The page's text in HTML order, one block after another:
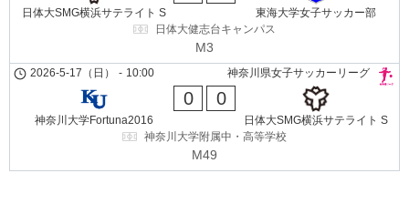
日体大SMG横浜サテライト S
東海大学女子サッカー部
日体大健志台キャンパス
M3
神奈川県女子サッカーリーグ
2026-5-17（日） - 10:00
神奈川大学Fortuna2016
0 0
日体大SMG横浜サテライト S
神奈川大学附属中・高等学校
M49